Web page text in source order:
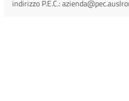
indirizzo P.E.C.: